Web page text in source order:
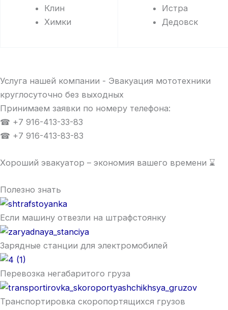
Клин
Химки
Истра
Дедовск
Услуга нашей компании - Эвакуация мототехники
круглосуточно без выходных
Принимаем заявки по номеру телефона:
☎ +7 916-413-33-83
☎ +7 916-413-83-83
Хороший эвакуатор – экономия вашего времени ⌛
Полезно знать
Если машину отвезли на штрафстоянку
Зарядные станции для электромобилей
Перевозка негабаритого груза
Транспортировка скоропортящихся грузов